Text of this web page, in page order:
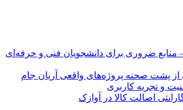
منابع ضروری برای دانشجویان فنی و حرفه‌ای
پشت صحنه پروژه‌های واقعی آریان جام
اصالت کالا در آوازک